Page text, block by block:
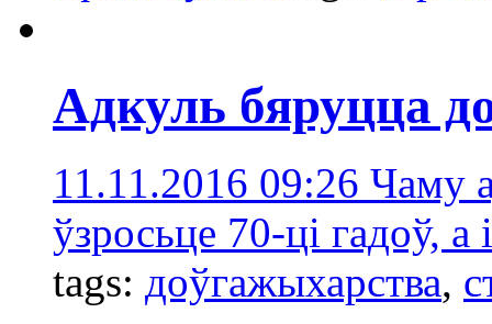
Адкуль бяруцца
11.11.2016 09:26 Чаму
ўзросьце 70-ці гадоў,
tags: доўгажыхарства,